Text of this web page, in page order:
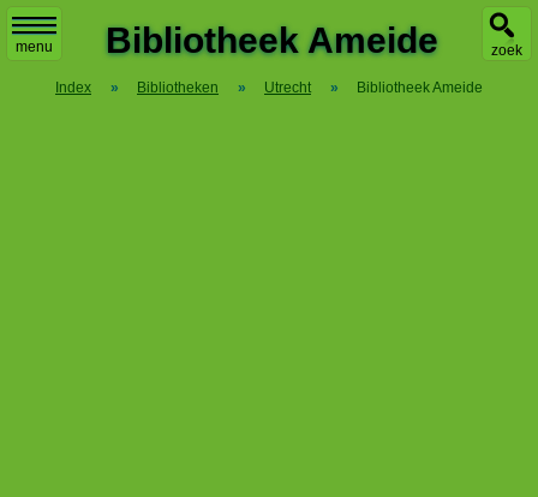
menu zoek
Bibliotheek Ameide
Index » Bibliotheken » Utrecht » Bibliotheek Ameide